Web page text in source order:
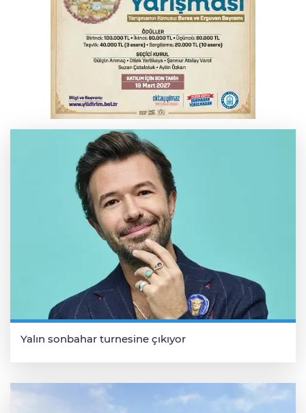
hazırlıklarına başladı
Thorsten Fink, sağlık kontrolünden geçti
Salih Bademci ‘Sesler’le Bursa’da
Yalın sonbahar turnesine çıkıyor